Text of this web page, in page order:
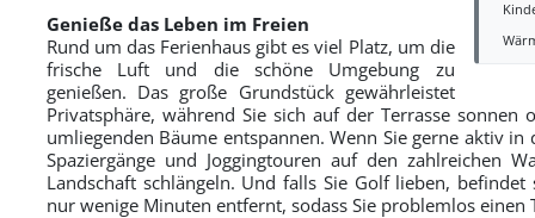
Genieße das Leben im Freien
Rund um das Ferienhaus gibt es viel Platz, um die
frische Luft und die schöne Umgebung zu
genießen. Das große Grundstück gewährleistet
Privatsphäre, während Sie sich auf der Terrasse
umliegenden Bäume entspannen. Wenn Sie gerne aktiv
Spaziergänge und Joggingtouren auf den zahlreichen
Landschaft schlängeln. Und falls Sie Golf lieben,
nur wenige Minuten entfernt, sodass Sie problemlos